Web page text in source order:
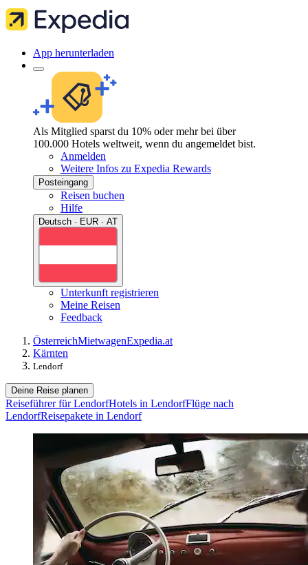
App herunterladen
Als Mitglied sparst du 10% oder mehr bei über
100.000 Hotels weltweit, wenn du angemeldet bist.
Anmelden
Weitere Infos zu Expedia Rewards
Posteingang
Reisen buchen
Hilfe
Deutsch · EUR · AT
Unterkunft registrieren
Meine Reisen
Feedback
ÖsterreichMietwagenExpedia.at
Kärnten
Lendorf
Deine Reise planen
Reiseführer für LendorfHotels in LendorfFlüge nach
LendorfReisepakete in Lendorf